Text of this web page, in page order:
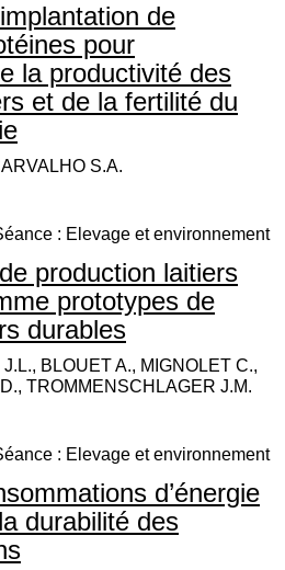
de
pour
la productivité des
et de la fertilité du
S.A.
: Elevage et environnement
production laitiers
prototypes de
durables
BLOUET A., MIGNOLET C.,
TROMMENSCHLAGER J.M.
: Elevage et environnement
d’énergie
durabilité des